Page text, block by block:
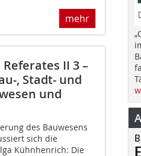
mehr
II 3 –
, Stadt- und
und
des Bauwesens
sich die
Kühnhenrich: Die